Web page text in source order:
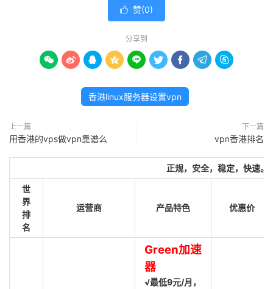
 赞(0)
分享到
        
香港linux服务器设置vpn
上一篇
用香港的vps做vpn靠谱么
下一篇
vpn香港排名
正规，安全，稳定，快速。
世
界
排
名
运营商 产品特色 优惠价
Green加速
器
√最低9元/月，